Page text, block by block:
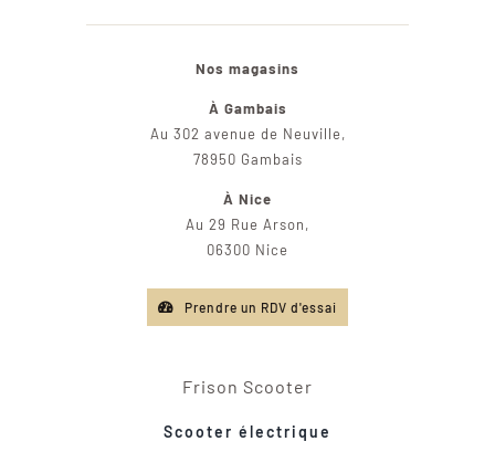
Nos magasins
À Gambais
Au 302 avenue de Neuville,
78950 Gambais
À Nice
Au 29 Rue Arson,
06300 Nice
Prendre un RDV d'essai
Frison Scooter
Scooter électrique